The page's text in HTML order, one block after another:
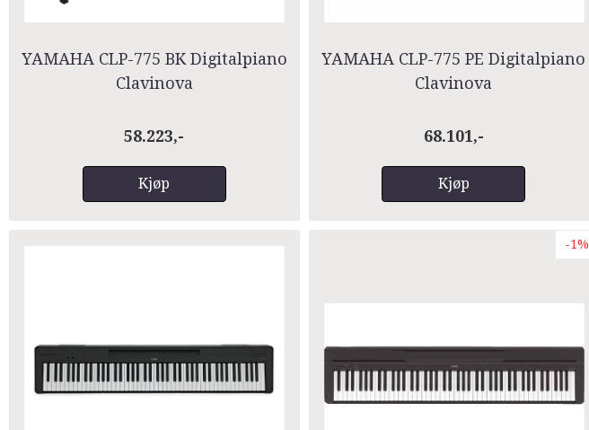
YAMAHA CLP-775 BK Digitalpiano
Clavinova
58.223,-
Kjøp
YAMAHA CLP-775 PE Digitalpiano
Clavinova
68.101,-
Kjøp
-1%